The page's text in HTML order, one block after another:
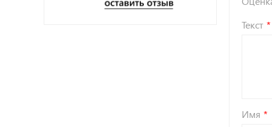
Текст
Имя